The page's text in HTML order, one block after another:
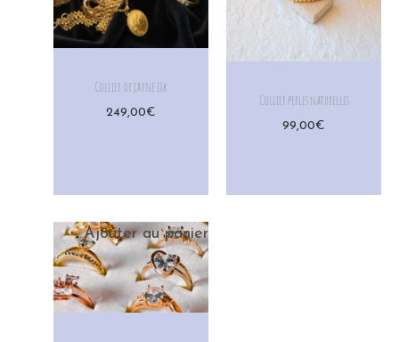
Collier or jaune 18k
249,00€
Collier perles naturelles
99,00€
Ajouter au panier